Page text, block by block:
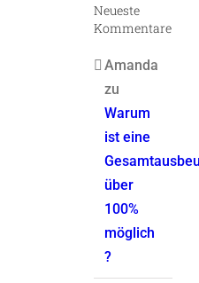
Neueste
Kommentare
Amanda
zu
Warum
ist eine
über
100%
möglich
?